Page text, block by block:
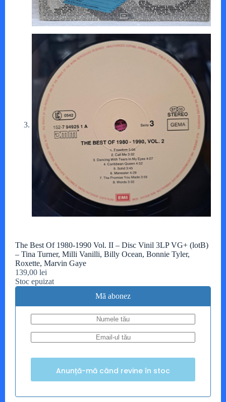
The Best Of 1980-1990 Vol. II – Disc Vinil 3LP VG+ (lotB)
– Tina Turner, Milli Vanilli, Billy Ocean, Bonnie Tyler,
Roxette, Marvin Gaye
139,00 lei
Stoc epuizat
Mă abonez